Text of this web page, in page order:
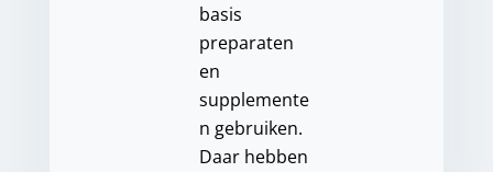
basis
preparaten
en
supplemente
n gebruiken.
Daar hebben